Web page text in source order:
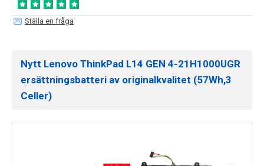
Ställa en fråga
Nytt Lenovo ThinkPad L14 GEN 4-21H1000UGR
ersättningsbatteri av originalkvalitet (57Wh,3
Celler)